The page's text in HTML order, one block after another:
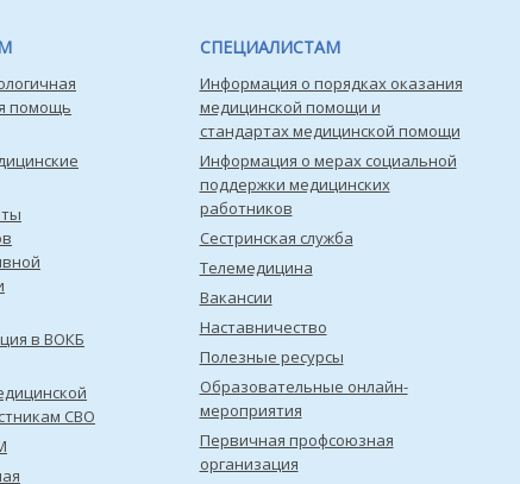
помощь
в ВОКБ
СВО
СПЕЦИАЛИСТАМ
Информация о порядках оказания
медицинской помощи и
стандартах медицинской помощи
Информация о мерах социальной
поддержки медицинских
работников
Сестринская служба
Телемедицина
Вакансии
Наставничество
Полезные ресурсы
Образовательные онлайн-
мероприятия
Первичная профсоюзная
организация